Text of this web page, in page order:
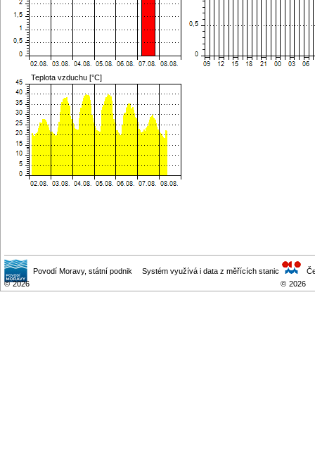
Teplota vzduchu [°C]
Povodí Moravy, státní podnik
© 2026
Systém využívá i data z měřících stanic
© 2026